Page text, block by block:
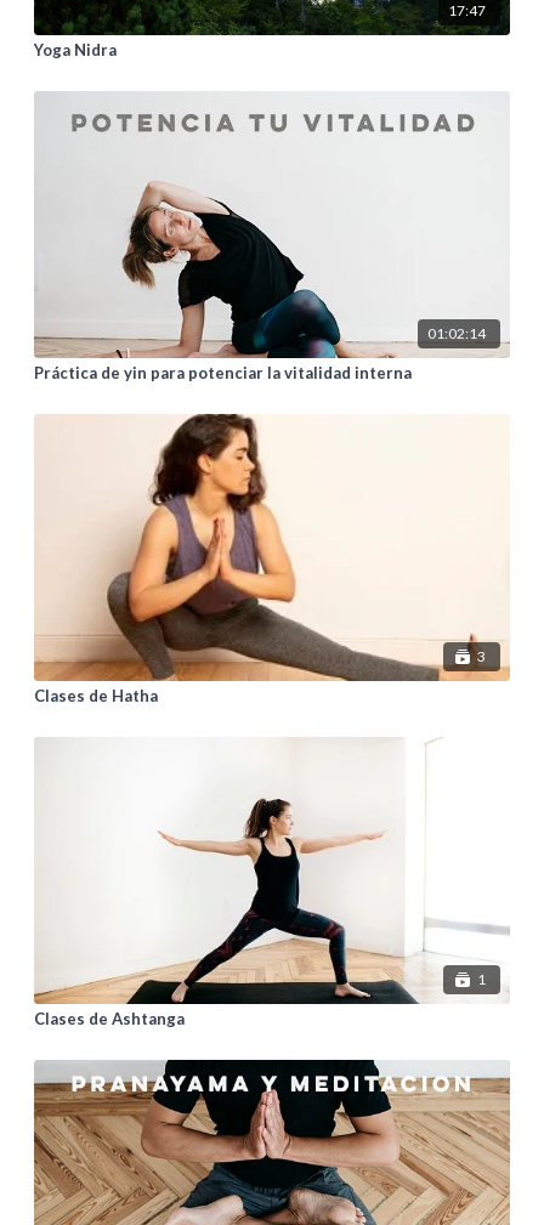
17:47
Yoga Nidra
01:02:14
Práctica de yin para potenciar la vitalidad interna
3
Clases de Hatha
1
Clases de Ashtanga